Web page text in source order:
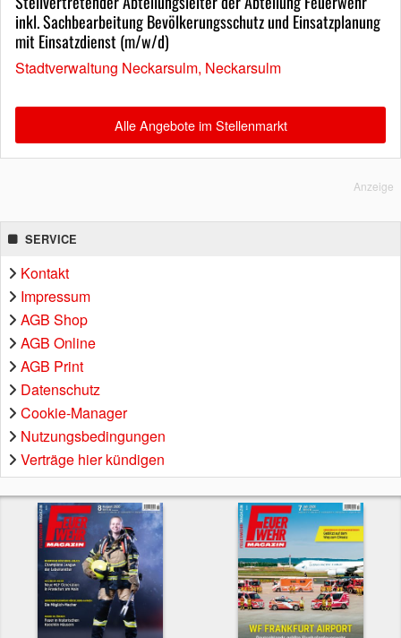
inkl. Sachbearbeitung Bevölkerungsschutz und Einsatzplanung
mit Einsatzdienst (m/w/d)
Stadtverwaltung Neckarsulm, Neckarsulm
Alle Angebote im Stellenmarkt
Anzeige
SERVICE
Kontakt
Impressum
AGB Shop
AGB Online
AGB Print
Datenschutz
Cookie-Manager
Nutzungsbedingungen
Verträge hier kündigen